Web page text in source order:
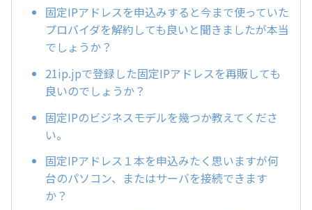
固定IPアドレスを申込みすると今まで使っていた
プロバイダを解約しても良いと聞きましたが本当
でしょうか？
21ip.jpで登録した固定IPアドレスを再販しても
良いのでしょうか？
固定IPのビジネスモデルを幾つか教えてくださ
い。
固定IPアドレス１本を申込みたく思いますが何
台のパソコン、またはサーバを接続できます
か？